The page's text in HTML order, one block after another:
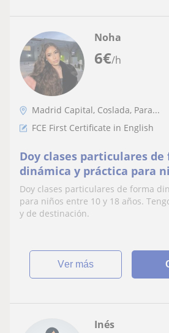
6€/h
Noha
Madrid Capital, Coslada, Para...
FCE First Certificate in English
Doy clases particulares de
dinámica y práctica para
18 años. Tengo
destinación
Doy clases particulares de forma
para niños entre 10 y 18 años.
y de destinación.
ver más
Inés